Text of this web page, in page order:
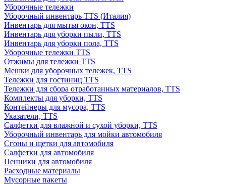
Уборочные тележки
Уборочный инвентарь TTS (Италия)
Инвентарь для мытья окон, TTS
Инвентарь для уборки пыли, TTS
Инвентарь для уборки пола, TTS
Уборочные тележки TTS
Отжимы для тележки TTS
Мешки для уборочных тележек, TTS
Тележки для гостиниц TTS
Тележки для сбора отработанных материалов, TTS
Комплекты для уборки, TTS
Контейнеры для мусора, TTS
Указатели, TTS
Салфетки для влажной и сухой уборки, TTS
Уборочный инвентарь для мойки автомобиля
Сгоны и щетки для автомобиля
Салфетки для автомобиля
Пенники для автомобиля
Расходные материалы
Мусорные пакеты